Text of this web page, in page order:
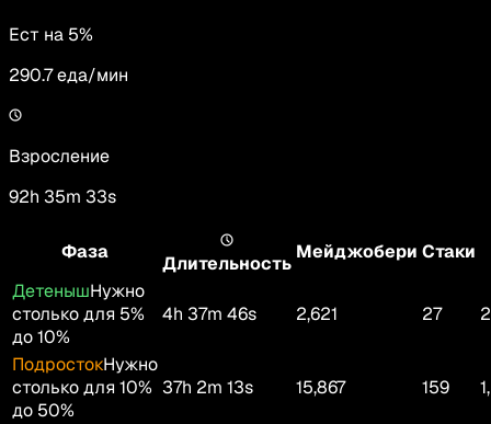
Ест на 5%
290.7еда/мин
Взросление
92h 35m 33s
Фаза
Длительность
Мейджобери Стаки
ДетенышНужно
столько для 5%
до 10%
4h 37m 46s 2,621 27
ПодростокНужно
столько для 10%
до 50%
37h 2m 13s 15,867 159